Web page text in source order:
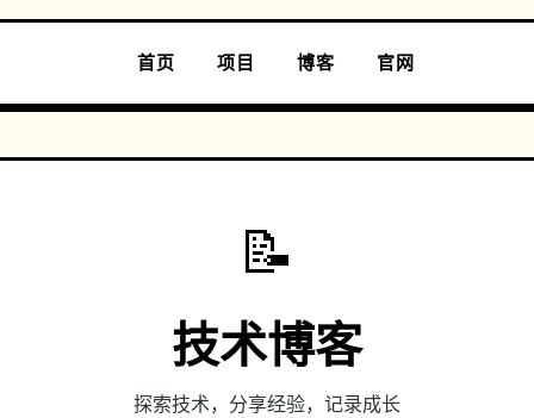
首页 项目 博客 官网
📝
技术博客
探索技术，分享经验，记录成长